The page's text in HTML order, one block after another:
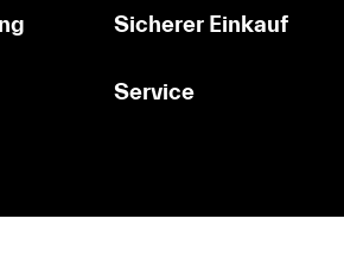
Sicherer Einkauf
Service